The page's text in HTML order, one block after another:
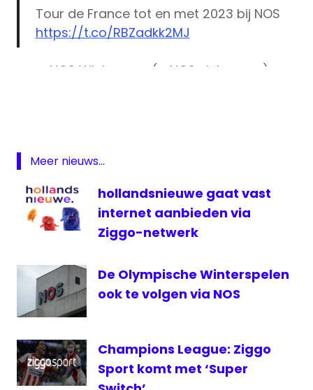
Tour de France tot en met 2023 bij NOS
https://t.co/RBZadkk2MJ
— NOS Wielrennen (@NOSwielrennen)
media
Tour
de
France
Meer nieuws...
hollandsnieuwe gaat vast
internet aanbieden via
Ziggo-netwerk
De Olympische Winterspelen
ook te volgen via NOS
Champions League: Ziggo
Sport komt met ‘Super